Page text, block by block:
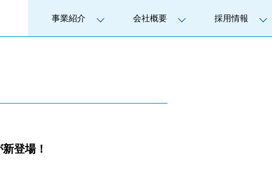
事業紹介 会社概要 採用情報
登場！